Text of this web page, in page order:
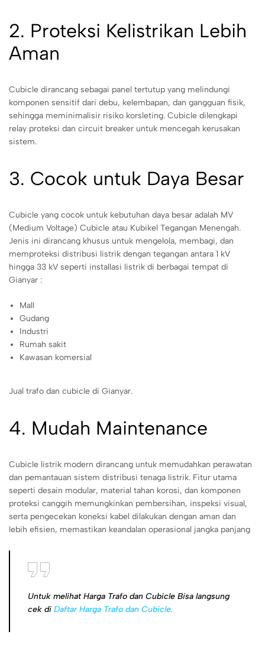
2. Proteksi Kelistrikan Lebih
Aman
Cubicle dirancang sebagai panel tertutup yang melindungi
komponen sensitif dari debu, kelembapan, dan gangguan fisik,
sehingga meminimalisir risiko korsleting. Cubicle dilengkapi
relay proteksi dan circuit breaker untuk mencegah kerusakan
sistem.
3. Cocok untuk Daya Besar
Cubicle yang cocok untuk kebutuhan daya besar adalah MV
(Medium Voltage) Cubicle atau Kubikel Tegangan Menengah.
Jenis ini dirancang khusus untuk mengelola, membagi, dan
memproteksi distribusi listrik dengan tegangan antara 1 kV
hingga 33 kV seperti installasi listrik di berbagai tempat di
Gianyar :
Mall
Gudang
Industri
Rumah sakit
Kawasan komersial
Jual trafo dan cubicle di Gianyar.
4. Mudah Maintenance
Cubicle listrik modern dirancang untuk memudahkan perawatan
dan pemantauan sistem distribusi tenaga listrik. Fitur utama
seperti desain modular, material tahan korosi, dan komponen
proteksi canggih memungkinkan pembersihan, inspeksi visual,
serta pengecekan koneksi kabel dilakukan dengan aman dan
lebih efisien, memastikan keandalan operasional jangka panjang
Untuk melihat Harga Trafo dan Cubicle Bisa langsung
cek di Daftar Harga Trafo dan Cubicle.